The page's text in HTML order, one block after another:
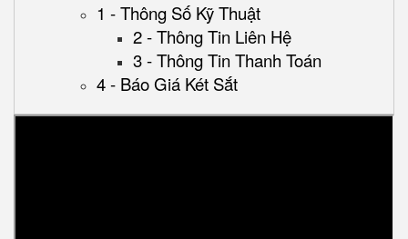
1 - Thông Số Kỹ Thuật
2 - Thông Tin Liên Hệ
3 - Thông Tin Thanh Toán
4 - Báo Giá Két Sắt